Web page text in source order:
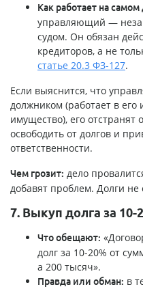
Как работает на самом
управляющий —
судом. Он обязан
кредиторов, а не
статье 20.3 ФЗ-127.
Если выяснится, что
должником (работает в его
имущество), его отстранят
освободить от долгов и
ответственности.
Чем грозит: дело
добавят проблем. Долги не
7. Выкуп долга за 10-
Что обещают:
долг за 10-20% от
а 200 тысяч».
Правда или обман: в